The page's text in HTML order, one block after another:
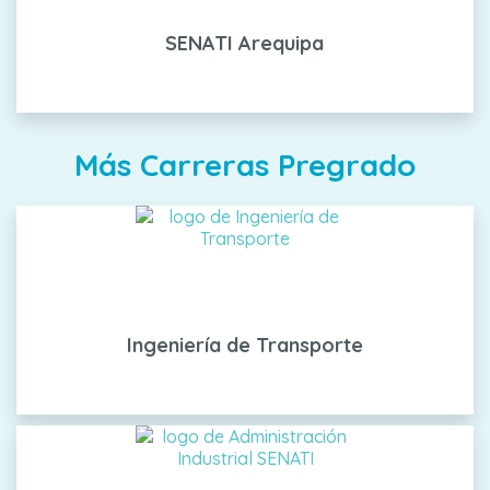
SENATI Arequipa
Más Carreras Pregrado
Ingeniería de Transporte